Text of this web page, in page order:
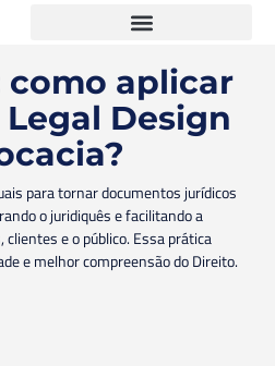
como aplicar
Design
para tornar documentos jurídicos
o juridiquês e facilitando a
e o público. Essa prática
e melhor compreensão do Direito.